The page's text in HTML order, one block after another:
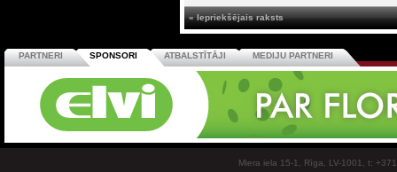
« Iepriekšējais raksts
PARTNERI SPONSORI ATBALSTĪTĀJI MEDIJU PARTNERI
Miera iela 15-1, Rīga, LV-1001, t: